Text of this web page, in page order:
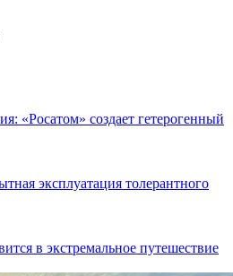
«Росатом» создает гетерогенный
эксплуатация толерантного
в экстремальное путешествие